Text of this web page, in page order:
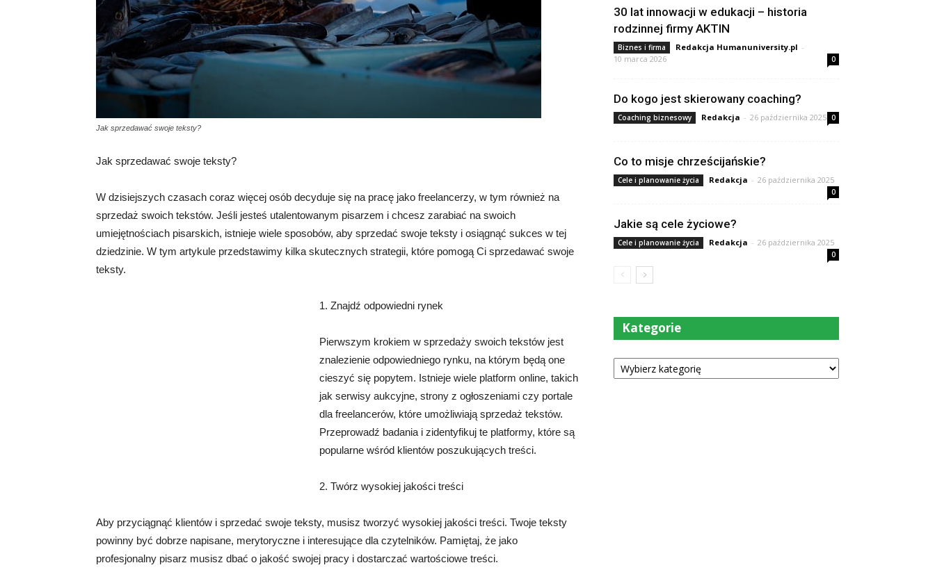
Jak sprzedawać swoje teksty?
Jak sprzedawać swoje teksty?
W dzisiejszych czasach coraz więcej osób decyduje się na pracę jako freelancerzy, w tym również na
sprzedaż swoich tekstów. Jeśli jesteś utalentowanym pisarzem i chcesz zarabiać na swoich
umiejętnościach pisarskich, istnieje wiele sposobów, aby sprzedać swoje teksty i osiągnąć sukces w tej
dziedzinie. W tym artykule przedstawimy kilka skutecznych strategii, które pomogą Ci sprzedawać swoje
teksty.
1. Znajdź odpowiedni rynek
Pierwszym krokiem w sprzedaży swoich tekstów jest
znalezienie odpowiedniego rynku, na którym będą one
cieszyć się popytem. Istnieje wiele platform online, takich
jak serwisy aukcyjne, strony z ogłoszeniami czy portale
dla freelancerów, które umożliwiają sprzedaż tekstów.
Przeprowadź badania i zidentyfikuj te platformy, które są
popularne wśród klientów poszukujących treści.
2. Twórz wysokiej jakości treści
Aby przyciągnąć klientów i sprzedać swoje teksty, musisz tworzyć wysokiej jakości treści. Twoje teksty
powinny być dobrze napisane, merytoryczne i interesujące dla czytelników. Pamiętaj, że jako
profesjonalny pisarz musisz dbać o jakość swojej pracy i dostarczać wartościowe treści.
30 lat innowacji w edukacji – historia
rodzinnej firmy AKTIN
Biznes i firma Redakcja Humanuniversity.pl -
10 marca 2026
0
Do kogo jest skierowany coaching?
Coaching biznesowy Redakcja - 26 października 2025 0
Co to misje chrześcijańskie?
Cele i planowanie życia Redakcja - 26 października 2025
0
Jakie są cele życiowe?
Cele i planowanie życia Redakcja - 26 października 2025
0
Kategorie
Kategorie